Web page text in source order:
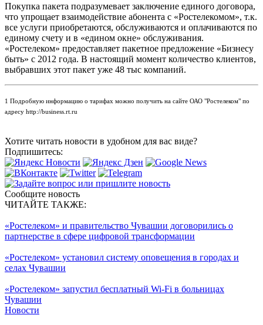
Покупка пакета подразумевает заключение единого договора,
что упрощает взаимодействие абонента с «Ростелекомом», т.к.
все услуги приобретаются, обслуживаются и оплачиваются по
единому счету и в «едином окне» обслуживания.
«Ростелеком» предоставляет пакетное предложение «Бизнесу
быть» с 2012 года. В настоящий момент количество клиентов,
выбравших этот пакет уже 48 тыс компаний.
1 Подробную информацию о тарифах можно получить на сайте ОАО "Ростелеком" по
адресу http://business.rt.ru
Хотите читать новости в удобном для вас виде?
Подпишитесь:
Сообщите новость
ЧИТАЙТЕ ТАКЖЕ:
«Ростелеком» и правительство Чувашии договорились о
партнерстве в сфере цифровой трансформации
«Ростелеком» установил систему оповещения в городах и
селах Чувашии
«Ростелеком» запустил бесплатный Wi-Fi в больницах
Чувашии
Новости